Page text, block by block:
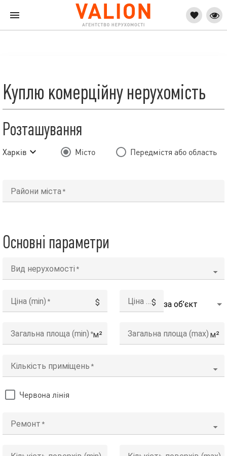
Куплю комерційну нерухомість
Розташування
Харків Місто Передмістя або область
Райони міста
Основні параметри
Вид нерухомості
Ціна (min) $ Ціна (max)$
Загальна площа (min) м² Загальна площа (max) м²
Кількість приміщень
Червона лінія
Ремонт